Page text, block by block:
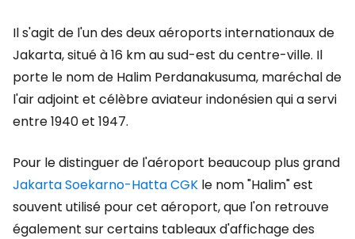
Il s'agit de l'un des deux aéroports internationaux de
Jakarta, situé à 16 km au sud-est du centre-ville. Il
porte le nom de Halim Perdanakusuma, maréchal de
l'air adjoint et célèbre aviateur indonésien qui a servi
entre 1940 et 1947.
Pour le distinguer de l'aéroport beaucoup plus grand
Jakarta Soekarno-Hatta CGK le nom "Halim" est
souvent utilisé pour cet aéroport, que l'on retrouve
également sur certains tableaux d'affichage des